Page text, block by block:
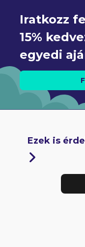
Iratkozz
15%
egyedi
Ezek is